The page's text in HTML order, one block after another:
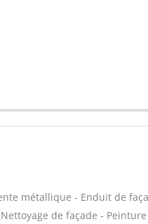
métallique - Enduit de
de façade -